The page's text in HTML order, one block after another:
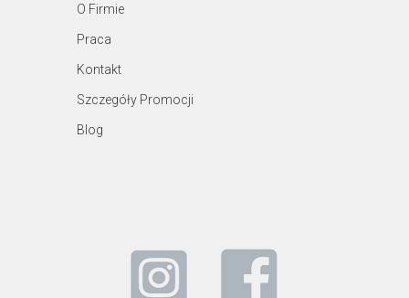
O Firmie
Praca
Kontakt
Szczegóły Promocji
Blog